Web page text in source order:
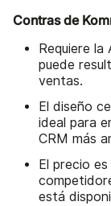
Contras de
Requiere la
puede
ventas.
El diseño
ideal para
CRM más
El precio
está